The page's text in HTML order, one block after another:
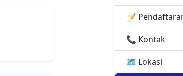
📝
📞 Kontak
🗺️ Lokasi